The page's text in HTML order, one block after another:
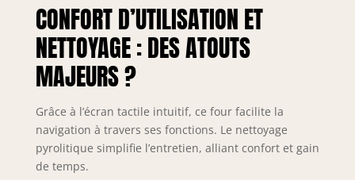
CONFORT D’UTILISATION ET
NETTOYAGE : DES ATOUTS
MAJEURS ?
Grâce à l’écran tactile intuitif, ce four facilite la
navigation à travers ses fonctions. Le nettoyage
pyrolitique simplifie l’entretien, alliant confort et gain
de temps.